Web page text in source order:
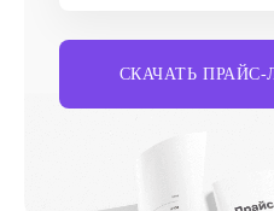
СКАЧАТЬ